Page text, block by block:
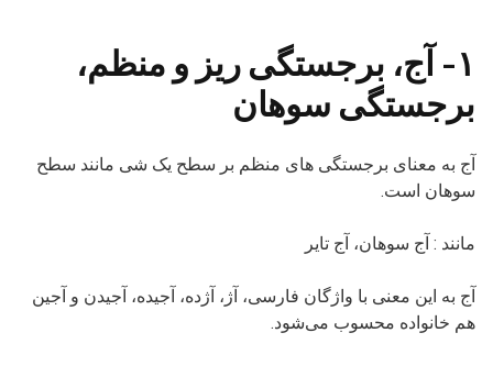
۱- آج، برجستگی ریز و منظم،
برجستگی سوهان
آج به معنای برجستگی های منظم بر سطح یک شی مانند سطح
سوهان است.
مانند : آج سوهان، آج تایر
آج به این معنی با واژگان فارسی، آژ، آژده، آجیده، آجیدن و آجین
هم خانواده محسوب می‌شود.